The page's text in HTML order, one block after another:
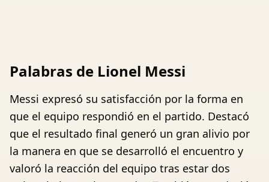
Palabras de Lionel Messi
Messi expresó su satisfacción por la forma en
que el equipo respondió en el partido. Destacó
que el resultado final generó un gran alivio por
la manera en que se desarrolló el encuentro y
valoró la reacción del equipo tras estar dos